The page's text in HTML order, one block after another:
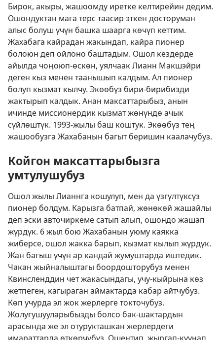
Бирок, акыры, жашоомду иретке келтирейин дедим.
Ошондуктан мага терс таасир эткен досторуман
алыс болуш үчүн башка шаарга көчүп кеттим.
Жахабага кайрадан жакындап, кайра пионер
болоюн деп ойлоно баштадым. Ошол кездерде
айылда чоңоюп-өскөн, уялчаак Лианн Макшэйри
деген кыз менен таанышып калдым. Ал пионер
болуп кызмат кылчу. Экөөбүз бири-бирибизди
жактырып калдык. Анан максаттарыбыз, анын
ичинде миссионердик кызмат жөнүндө ачык
сүйлөштүк. 1993-жылы баш коштук. Экөөбүз тең
жашообузга Жахабанын багыт беришин каалачубуз.
Койгон максаттарыбызга
умтулушубуз
Ошол жылы Лианнга кошулуп, мен да үзгүлтүксүз
пионер болдум. Карызга батпай, жөнөкөй жашайлы
деп эски авточиркеме сатып алып, ошондо жашап
жүрдүк. 6 жыл бою Жахабанын уюму каякка
жиберсе, ошол жакка барып, кызмат кылып жүрдүк.
Жан багыш үчүн ар кандай жумуштарда иштедик.
Чакан жыйналыштагы боордошторубуз менен
Квинсленддин чет жакасындагы, учу-кыйрына көз
жетпеген, кагыраган аймактарда кабар айтчубуз.
Көп учурда эл жок жерлерге токточубуз.
Жолугушууларыбызды болсо бак-шактардын
арасында же эл отурукташкан жерлердеги